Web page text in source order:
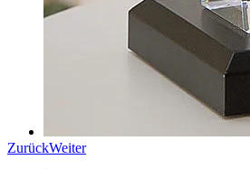
ZurückWeiter